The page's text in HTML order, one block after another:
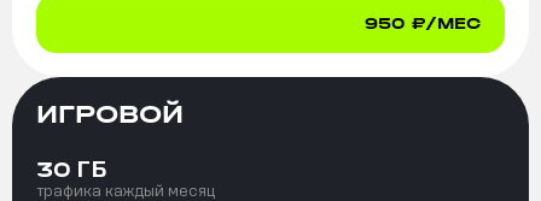
950 ₽/МЕС
ИГРОВОЙ
30 ГБ
трафика каждый месяц